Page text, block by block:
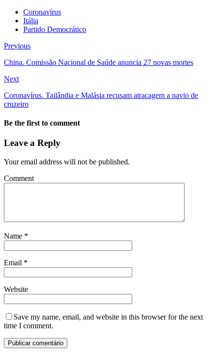
Coronavírus
Itália
Partido Democrático
Previous
China. Comissão Nacional de Saúde anuncia 27 novas mortes
Next
Coronavírus. Tailândia e Malásia recusam atracagem a navio de
cruzeiro
Be the first to comment
Leave a Reply
Your email address will not be published.
Comment
Name *
Email *
Website
Save my name, email, and website in this browser for the next
time I comment.